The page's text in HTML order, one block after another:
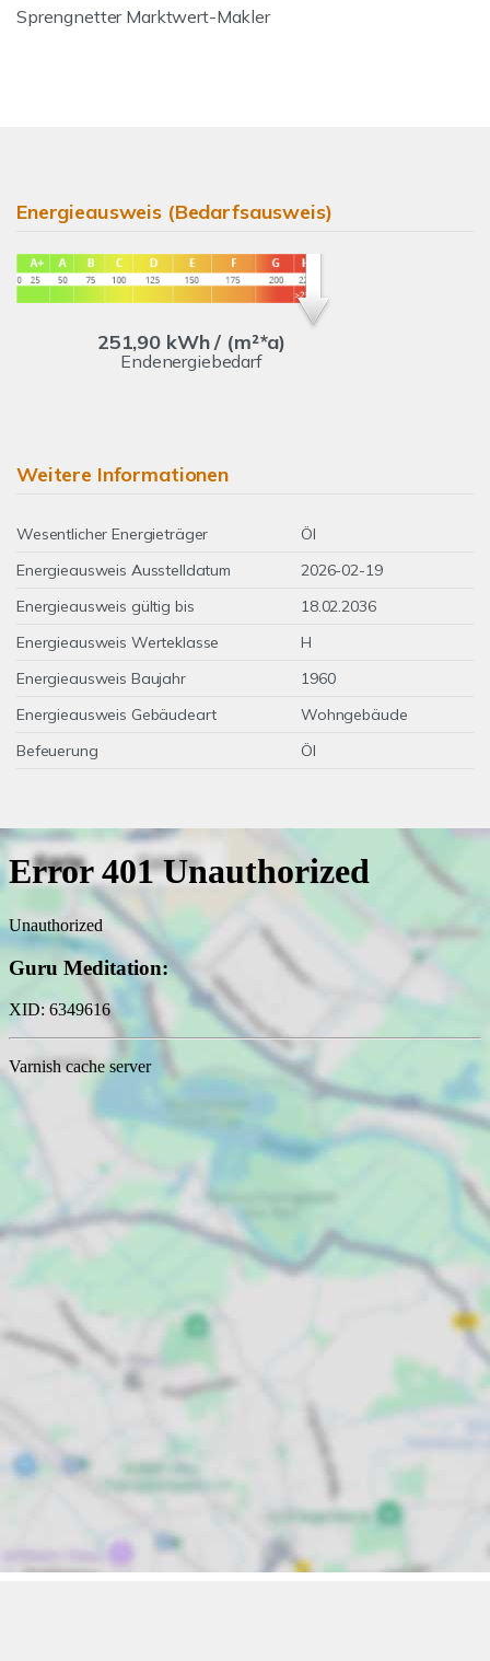
Sprengnetter Marktwert-Makler
Energieausweis (Bedarfsausweis)
251,90 kWh / (m²*a)
Endenergiebedarf
Weitere Informationen
Wesentlicher Energieträger
Öl
Energieausweis Ausstelldatum
2026-02-19
Energieausweis gültig bis
18.02.2036
Energieausweis Werteklasse
H
Energieausweis Baujahr
1960
Energieausweis Gebäudeart
Wohngebäude
Befeuerung
Öl